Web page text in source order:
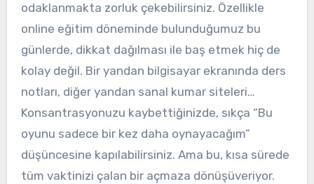
odaklanmakta zorluk çekebilirsiniz. Özellikle
online eğitim döneminde bulunduğumuz bu
günlerde, dikkat dağılması ile baş etmek hiç de
kolay değil. Bir yandan bilgisayar ekranında ders
notları, diğer yandan sanal kumar siteleri…
Konsantrasyonuzu kaybettiğinizde, sıkça “Bu
oyunu sadece bir kez daha oynayacağım”
düşüncesine kapılabilirsiniz. Ama bu, kısa sürede
tüm vaktinizi çalan bir açmaza dönüşüveriyor.